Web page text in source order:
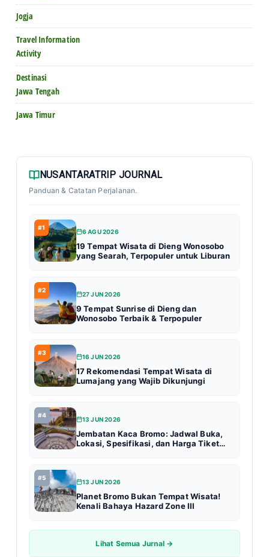
Jogja
Travel Information
Activity
Destinasi
Jawa Tengah
Jawa Timur
NUSANTARATRIP JOURNAL
Panduan & Catatan Perjalanan.
#1
6 AGU 2026
19 Tempat Wisata di Dieng Wonosobo
yang Searah, Terpopuler untuk Liburan
#2
27 JUN 2026
9 Tempat Sunrise di Dieng dan
Wonosobo Terbaik & Terpopuler
#3
16 JUN 2026
17 Rekomendasi Tempat Wisata di
Lumajang yang Wajib Dikunjungi
#4
13 JUN 2026
Jembatan Kaca Bromo: Jadwal Buka,
Lokasi, Spesifikasi, dan Harga Tiket
#5
13 JUN 2026
Planet Bromo Bukan Tempat Wisata!
Kenali Bahaya Hazard Zone III
Lihat Semua Jurnal →